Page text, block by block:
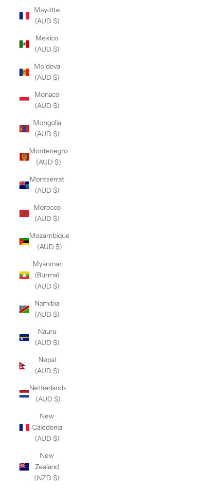
Mayotte
(AUD $)
Mexico
(AUD $)
Moldova
(AUD $)
Monaco
(AUD $)
Mongolia
(AUD $)
Montenegro
(AUD $)
Montserrat
(AUD $)
Morocco
(AUD $)
Mozambique
(AUD $)
Myanmar
(Burma)
(AUD $)
Namibia
(AUD $)
Nauru
(AUD $)
Nepal
(AUD $)
Netherlands
(AUD $)
New
Caledonia
(AUD $)
New
Zealand
(NZD $)